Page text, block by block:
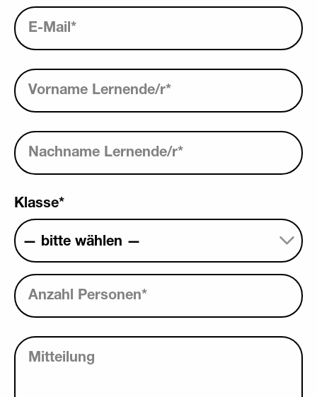
E-Mail*
Vorname Lernende/r*
Nachname Lernende/r*
Klasse*
Anzahl Personen*
Mitteilung